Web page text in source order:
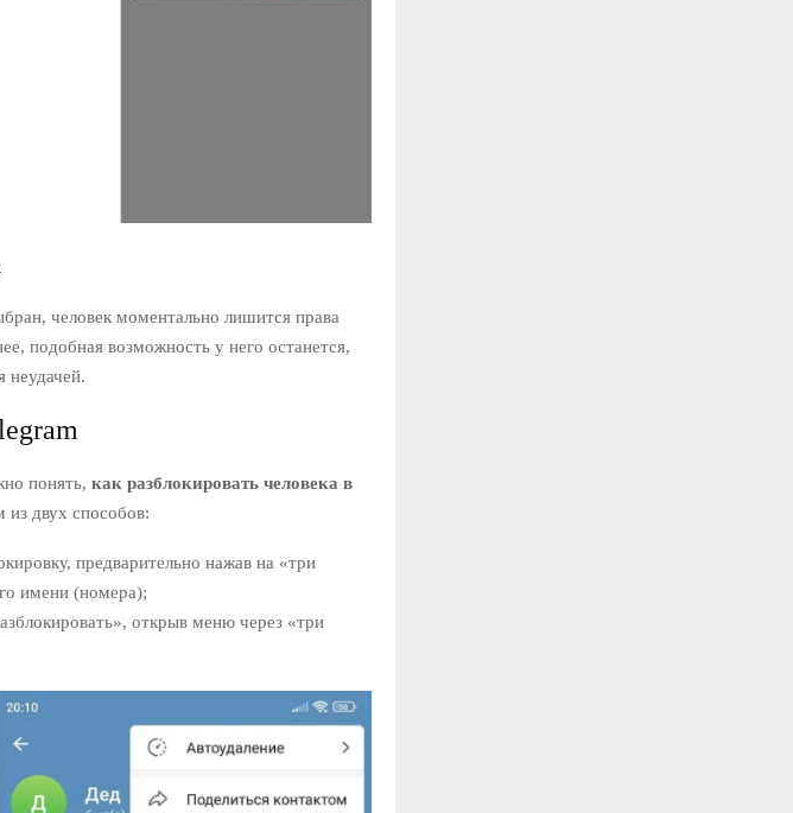
человек моментально лишится права
подобная возможность у него останется,
неудачей.
понять, как разблокировать человека в
из двух способов:
предварительно нажав на «три
имени (номера);
открыв меню через «три